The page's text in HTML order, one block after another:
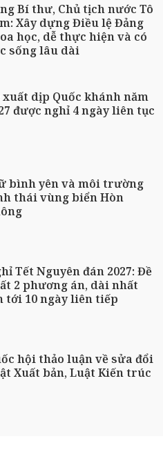
Bí thư, Chủ tịch nước Tô
Xây dựng Điều lệ Đảng
học, dễ thực hiện và có
sống lâu dài
xuất dịp Quốc khánh năm
được nghỉ 4 ngày liên tục
bình yên và môi trường
thái vùng biển Hòn
Tết Nguyên đán 2027: Đề
2 phương án, dài nhất
tới 10 ngày liên tiếp
hội thảo luận về sửa đổi
Xuất bản, Luật Kiến trúc